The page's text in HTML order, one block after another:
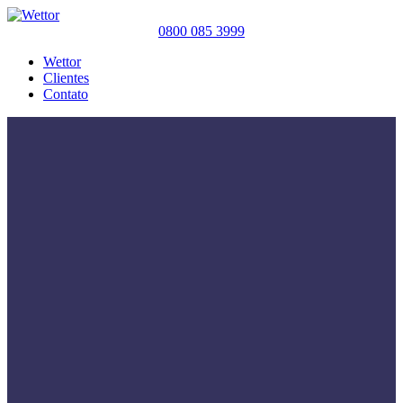
0800 085 3999
Wettor
Clientes
Contato